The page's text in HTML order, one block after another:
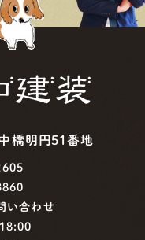
橋明円51番地
い合わせ